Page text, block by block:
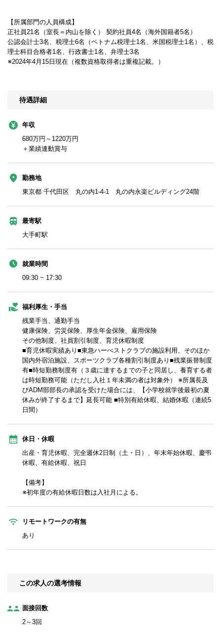
【所属部門の人員構成】
正社員21名（室長＝内山を除く） 契約社員4名（海外国籍者5名）
公認会計士3名、税理士6名（ベトナム税理士1名、米国税理士1名）、税
理士科目合格者1名、行政書士1名、弁理士3名
※2024年4月15日現在（複数資格取得者は重複記載。）
待遇詳細
年収
680万円～1220万円
＋業績連動賞与
勤務地
東京都 千代田区 丸の内1-4-1 丸の内永楽ビルディング24階
最寄駅
大手町駅
就業時間
09:30 ~ 17:30
福利厚生・手当
残業手当、通勤手当
健康保険、労災保険、厚生年金保険、雇用保険
その他制度、社員割引制度、育児休暇制度
■育児休暇実績あり■東急ハーべストクラブの施設利用、そのほか
国内外宿泊施設、スポーツクラブ各種割引制度あり■残業振替制度
有■時短勤務制度有（３歳に達するまでの子と同居し、養育する者
は時短勤務可能（ただし入社１年未満の者は対象外） ※所属長及
びADM部部長の承認を受けた場合には、【小学校就学後最初の夏
休みが終了するまで】延長可能 ■特別有給休暇、結婚休暇（連続5
日間）
休日・休暇
出産・育児休暇、完全週休2日制（土・日）、年末年始休暇、慶弔
休暇、有給休暇、祝日
【備考】
※初年度の有給休暇日数は入社月による。
リモートワークの有無
あり
この求人の選考情報
面接回数
2～3回